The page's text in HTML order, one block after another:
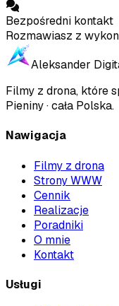
Bezpośredni kontakt
Rozmawiasz z
Aleksander
Filmy z drona, które
Pieniny · cała Polska.
Nawigacja
Filmy z drona
Strony WWW
Cennik
Realizacje
Poradniki
O mnie
Kontakt
Usługi